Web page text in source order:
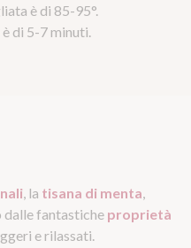
è di 85-95°.
di 5-7 minuti.
, la tisana di menta
dalle fantastiche proprietà
e rilassati.